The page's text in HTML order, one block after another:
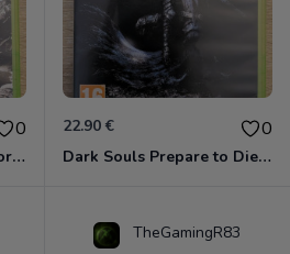
0
Hunted - The demon's Forge Xbox 360 (Complet CIB)
22.90 € 0
Dark Souls Prepare to Die Edition XBOX 360
TheGamingR83